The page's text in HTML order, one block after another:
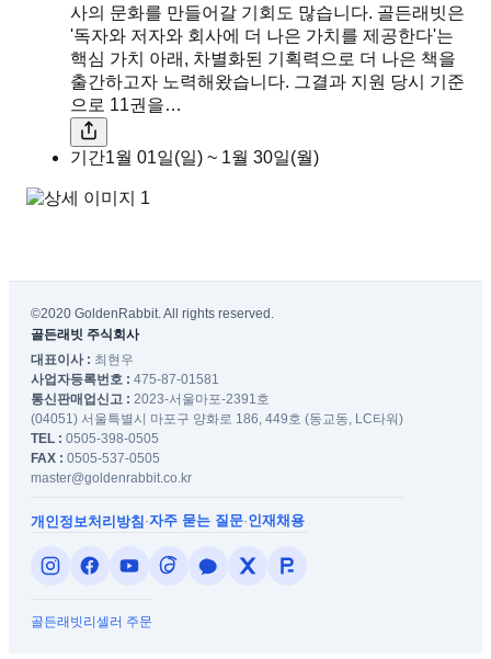
사의 문화를 만들어갈 기회도 많습니다. 골든래빗은
'독자와 저자와 회사에 더 나은 가치를 제공한다'는
핵심 가치 아래, 차별화된 기획력으로 더 나은 책을
출간하고자 노력해왔습니다. 그결과 지원 당시 기준
으로 11권을…
기간1월 01일(일) ~ 1월 30일(월)
©2020 GoldenRabbit. All rights reserved.
골든래빗 주식회사
대표이사 : 최현우
사업자등록번호 : 475-87-01581
통신판매업신고 : 2023-서울마포-2391호
(04051) 서울특별시 마포구 양화로 186, 449호 (동교동, LC타워)
TEL : 0505-398-0505
FAX : 0505-537-0505
master@goldenrabbit.co.kr
개인정보처리방침 ·자주 묻는 질문·인재채용
골든래빗리셀러 주문